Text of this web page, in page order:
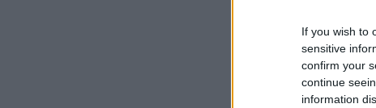
If you wish to
sensitive
confirm your
continue
information